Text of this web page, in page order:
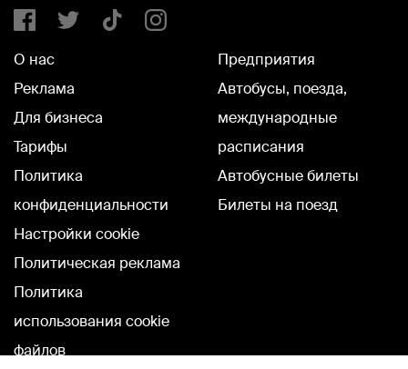
О нас
Реклама
Для бизнеса
Тарифы
Политика
конфиденциальности
Настройки cookie
Политическая реклама
Политика
использования cookie
файлов
Предприятия
Автобусы, поезда,
международные
расписания
Автобусные билеты
Билеты на поезд